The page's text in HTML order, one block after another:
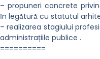
– propuneri concrete
ȋn legǎturǎ cu statutul
– realizarea stagiului
administrațiile publice .
==========